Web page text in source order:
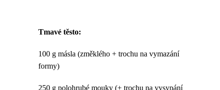
Tmavé těsto:
100 g másla (změklého + trochu na vymazání
formy)
250 g polohrubé mouky (+ trochu na vysypání